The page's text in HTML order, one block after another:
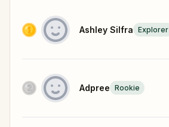
Ashley Silfra Explorer
Adpree Rookie